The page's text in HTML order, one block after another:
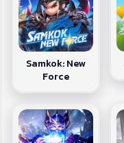
Samkok: New
Force